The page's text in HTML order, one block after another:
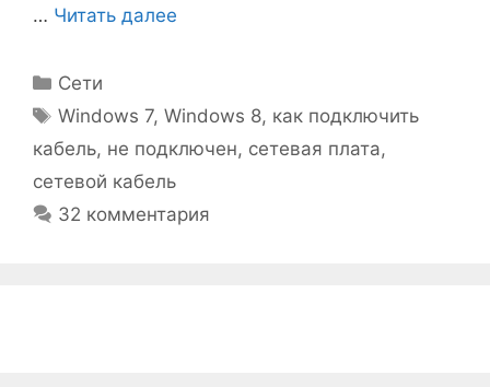
… Читать далее
Рубрики
Сети
Метки
Windows 7,Windows 8, как подключить
кабель, не подключен, сетевая плата,
сетевой кабель
32 комментария